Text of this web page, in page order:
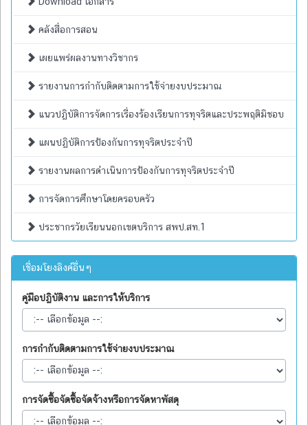
คลังสื่อการสอน
เผยแพร่ผลงานทางวิชากร
รายงานการกำกับติดตามการใช้จ่ายงบประมาณ
แนวปฏิบัติการจัดการเรื่องร้องเรียนการทุจริตและประพฤติมิชอบ
แผนปฏิบัติการป้องกันการทุจริตประจำปี
รายงานผลการดำเนินการป้องกันการทุจริตประจำปี
การจัดการศึกษาโดยครอบครัว
ประชากรวัยเรียนนอกเขตบริการ สพป.สท.1
เชื่อมโยงลิงค์อื่นๆ
คู่มือปฏิบัติงาน และการให้บริการ
การกำกับติดตามการใช้จ่ายงบประมาณ
การจัดซื้อจัดซื้อจัดจ้างหรือการจัดหาพัสดุ